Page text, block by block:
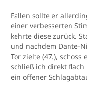
Fallen sollte er
einer verbesserten
kehrte diese zurück.
und nachdem Dante-
Tor zielte (47.),
schließlich direkt flach
ein offener